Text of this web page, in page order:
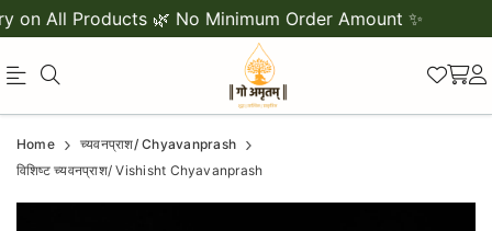
All Products 🌿 No Minimum Order Amount ✨
Buy
gauamritam
Vishisht
gauamritam
Vishisht
Home
च्यवनप्राश/ Chyavanprash
विशिष्ट च्यवनप्राश/ Vishisht Chyavanprash